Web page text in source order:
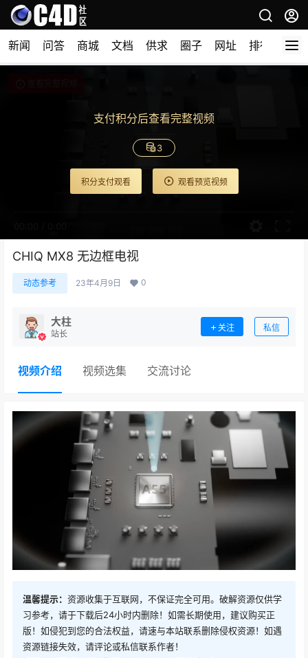
新闻 问答 商城 文档 供求 圈子 网址 排行榜
支付积分后查看完整视频
3
积分支付观看 观看预览视频
CHIQ MX8 无边框电视
动态参考 23年4月9日 0
大柱
站长
关注 私信
视频介绍 视频选集 交流讨论
温馨提示： 资源收集于互联网，不保证完全可用。破解资源仅供学
习参考，请于下载后24小时内删除！如需长期使用，建议购买正
版！如侵犯到您的合法权益，请速与本站联系删除侵权资源！如遇
资源链接失效，请评论或私信联系作者！